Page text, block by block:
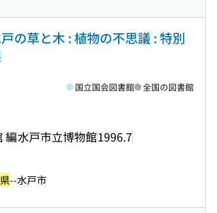
の草と木 : 植物の不思議 : 特別
編水戸市立博物館1996.7
国立国会図書館 全国の図書館
--水戸市